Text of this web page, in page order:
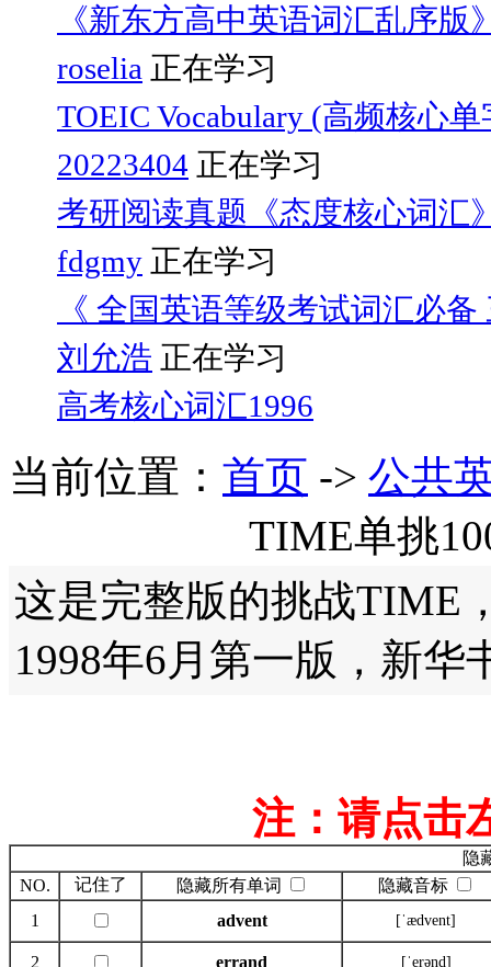
《新东方高中英语词汇乱序版
roselia 正在学习
TOEIC Vocabulary (高频核心
20223404 正在学习
考研阅读真题《态度核心词汇
fdgmy 正在学习
《 全国英语等级考试词汇必备
刘允浩 正在学习
高考核心词汇1996
当前位置： 首页 -> 公共
TIME单挑
这是完整版的挑战TIME
1998年6月第一版，新华
注：请点击
隐
NO.
记住了 隐藏所有单词
隐藏音标
1
advent [ˈædvent]
2 errand [ˈerənd]